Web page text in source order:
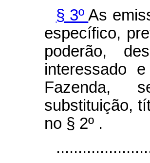
§ 3ºAs
específico,
poderão,
interessado
Fazenda,
substituição,
no § 2º .